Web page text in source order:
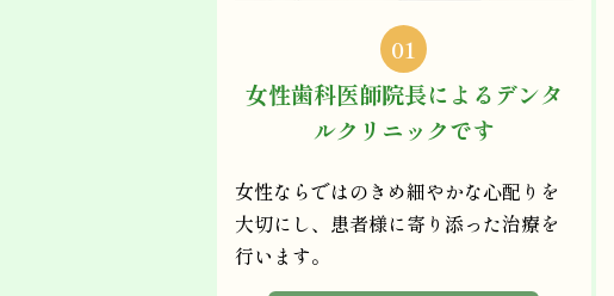
01
女性歯科医師院長によるデンタ
ルクリニックです
女性ならではのきめ細やかな心配りを
大切にし、患者様に寄り添った治療を
行います。